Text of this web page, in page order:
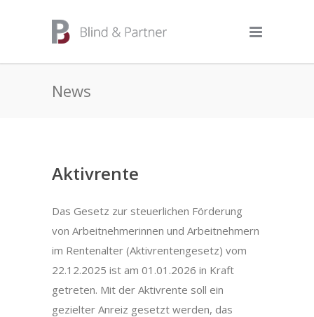
News
Aktivrente
Das Gesetz zur steuerlichen Förderung
von Arbeitnehmerinnen und Arbeitnehmern
im Rentenalter (Aktivrentengesetz) vom
22.12.2025 ist am 01.01.2026 in Kraft
getreten. Mit der Aktivrente soll ein
gezielter Anreiz gesetzt werden, das